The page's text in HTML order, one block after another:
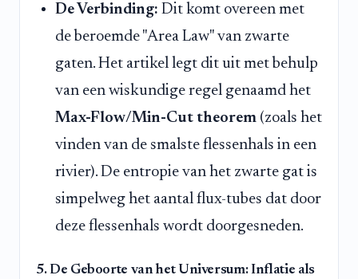
De Verbinding: Dit komt overeen met
de beroemde "Area Law" van zwarte
gaten. Het artikel legt dit uit met behulp
van een wiskundige regel genaamd het
Max-Flow/Min-Cut theorem (zoals het
vinden van de smalste flessenhals in een
rivier). De entropie van het zwarte gat is
simpelweg het aantal flux-tubes dat door
deze flessenhals wordt doorgesneden.
5. De Geboorte van het Universum: Inflatie als